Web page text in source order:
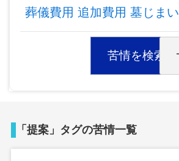
葬儀費用 追加費用 墓じまい
苦情を検索
「提案」タグの苦情一覧